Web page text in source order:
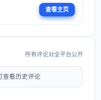
查看主页
所有评论对全平台公开
查看历史评论